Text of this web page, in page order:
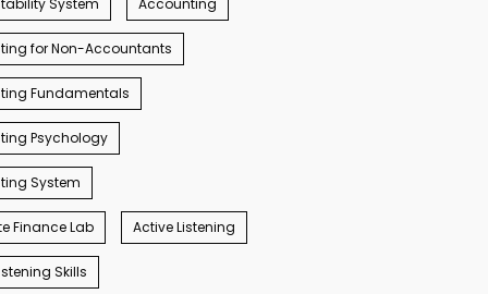
System Accounting
for Non-Accountants
Fundamentals
Psychology
System
Finance Lab Active Listening
Skills